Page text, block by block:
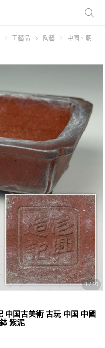
工藝品 陶藝
中國、朝
1 / 10
中国古美術 古玩 中国 中國
紫泥